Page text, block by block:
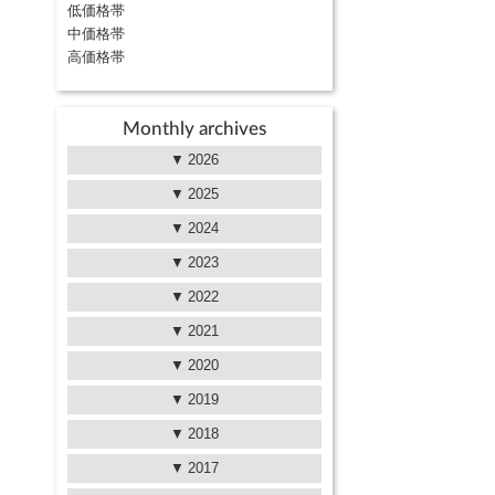
低価格帯
中価格帯
高価格帯
Monthly archives
2026
2025
2024
2023
2022
2021
2020
2019
2018
2017